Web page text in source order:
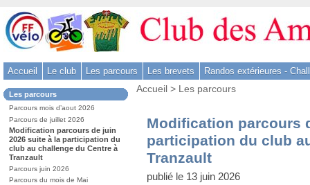
Aller
au
contenu
Aller
menu
-
Aller
à
la
Accueil Le club Les parcours Les brevets Randos extérieures -
Dans
la
rubrique
:
Les parcours
Parcours mois d’aout 2026
Parcours de juillet 2026
Modification parcours de juin
2026 suite à la participation du
club au challenge du Centre à
Tranzault
Parcours juin 2026
Parcours du mois de Mai
Vous
Accueil > Les parcours
Modification parcours
participation du club
Tranzault
publié le 13 juin 2026